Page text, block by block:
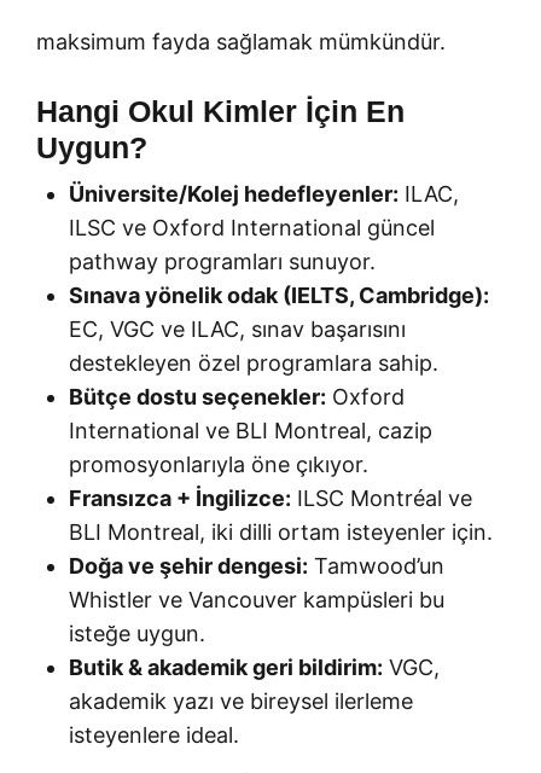
maksimum fayda sağlamak mümkündür.
Hangi Okul Kimler İçin En
Uygun?
Üniversite/Kolej hedefleyenler: ILAC,
ILSC ve Oxford International güncel
pathway programları sunuyor.
Sınava yönelik odak (IELTS, Cambridge):
EC, VGC ve ILAC, sınav başarısını
destekleyen özel programlara sahip.
Bütçe dostu seçenekler: Oxford
International ve BLI Montreal, cazip
promosyonlarıyla öne çıkıyor.
Fransızca + İngilizce: ILSC Montréal ve
BLI Montreal, iki dilli ortam isteyenler için.
Doğa ve şehir dengesi: Tamwood’un
Whistler ve Vancouver kampüsleri bu
isteğe uygun.
Butik & akademik geri bildirim: VGC,
akademik yazı ve bireysel ilerleme
isteyenlere ideal.